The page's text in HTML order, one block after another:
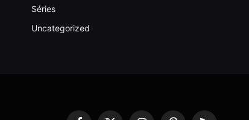
Séries
Uncategorized